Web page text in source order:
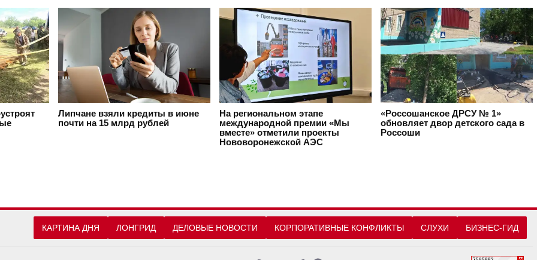
Липчане взяли кредиты в июне
почти на 15 млрд рублей
На региональном этапе
международной премии «Мы
вместе» отметили проекты
Нововоронежской АЭС
«Россошанское ДРСУ № 1»
обновляет двор детского сада в
Россоши
КАРТИНА ДНЯ ЛОНГРИД ДЕЛОВЫЕ НОВОСТИ КОРПОРАТИВНЫЕ КОНФЛИКТЫ СЛУХИ БИЗНЕС-ГИД